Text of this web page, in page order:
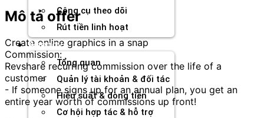
Công cụ theo dõi
Rút tiền linh hoạt
Agency
Tổng quan
Quản lý tài khoản & đối tác
Hiệu suất & dòng tiền
Cơ hội hợp tác & hỗ trợ
Mô tả offer
Create online graphics in a snap
Commission:
Revshare recurring commission over the life of a
customer
- If someone signs up for an annual plan, you get an
entire year worth of commissions up front!